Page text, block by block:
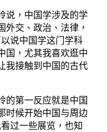
说，中国学涉及的学
外交、政治、法律，
说中国学这门学科
国，尤其我喜欢逛中
我接触到中国的古代
的第一反应就是中国
时候开始中国与周边
过一些展览，也知